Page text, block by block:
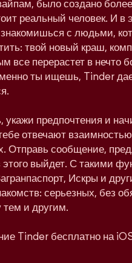
было создано
реальный человек. И
знакомишься с людьми,
твой новый краш,
все перерастет в
ты ищешь, Tinder
предпочтения и
отвечают
Отправь сообщение,
этого выйдет. С такими
Искры и
серьезных, без
и другим.
Tinder бесплатно на